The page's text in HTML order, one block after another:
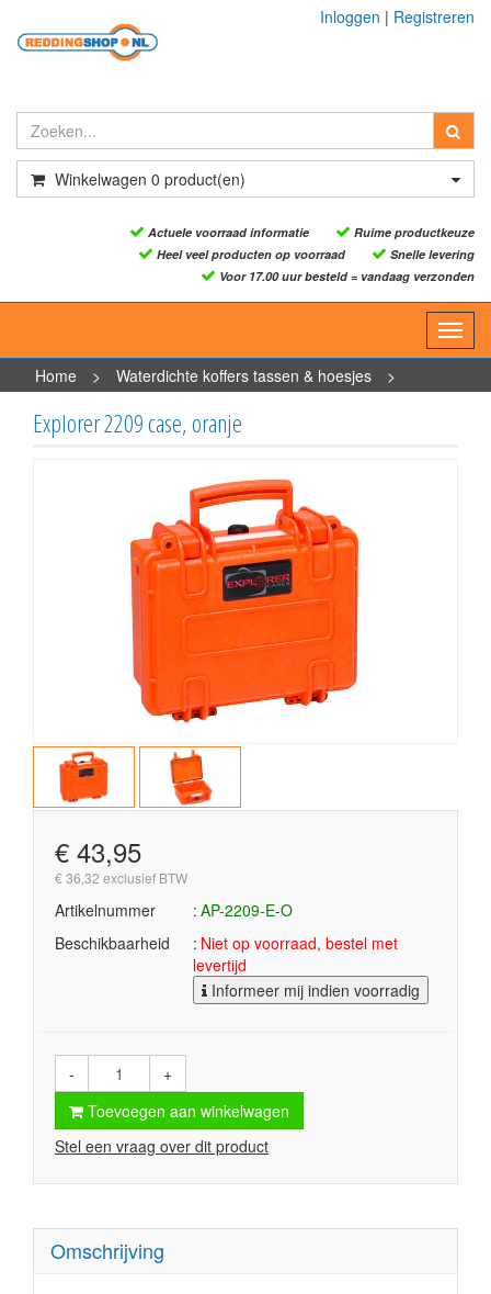
Inloggen | Registreren
Winkelwagen 0 product(en)
Actuele voorraad informatie
Ruime productkeuze
Heel veel producten op voorraad
Snelle levering
Voor 17.00 uur besteld = vandaag verzonden
Home
> Waterdichte koffers tassen & hoesjes
>
Waterdichte koffers > Waterdichte koffers > Explorer 2209
case, oranje
Explorer 2209 case, oranje
€ 43,95
€ 36,32 exclusief BTW
Artikelnummer
AP-2209-E-O
Beschikbaarheid
Niet op voorraad, bestel met
levertijd
Informeer mij indien voorradig
-
+
Toevoegen aan winkelwagen
Stel een vraag over dit product
Omschrijving